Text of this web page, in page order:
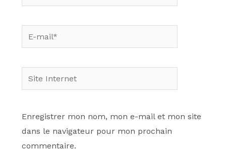
mail*
Site
Internet
Enregistrer mon nom, mon e-mail et mon site
dans le navigateur pour mon prochain
commentaire.